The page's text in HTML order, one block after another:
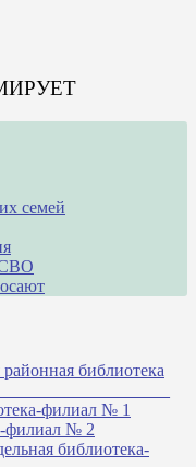
семей
СВО
библиотека
филиал № 1
филиал № 2
библиотека-